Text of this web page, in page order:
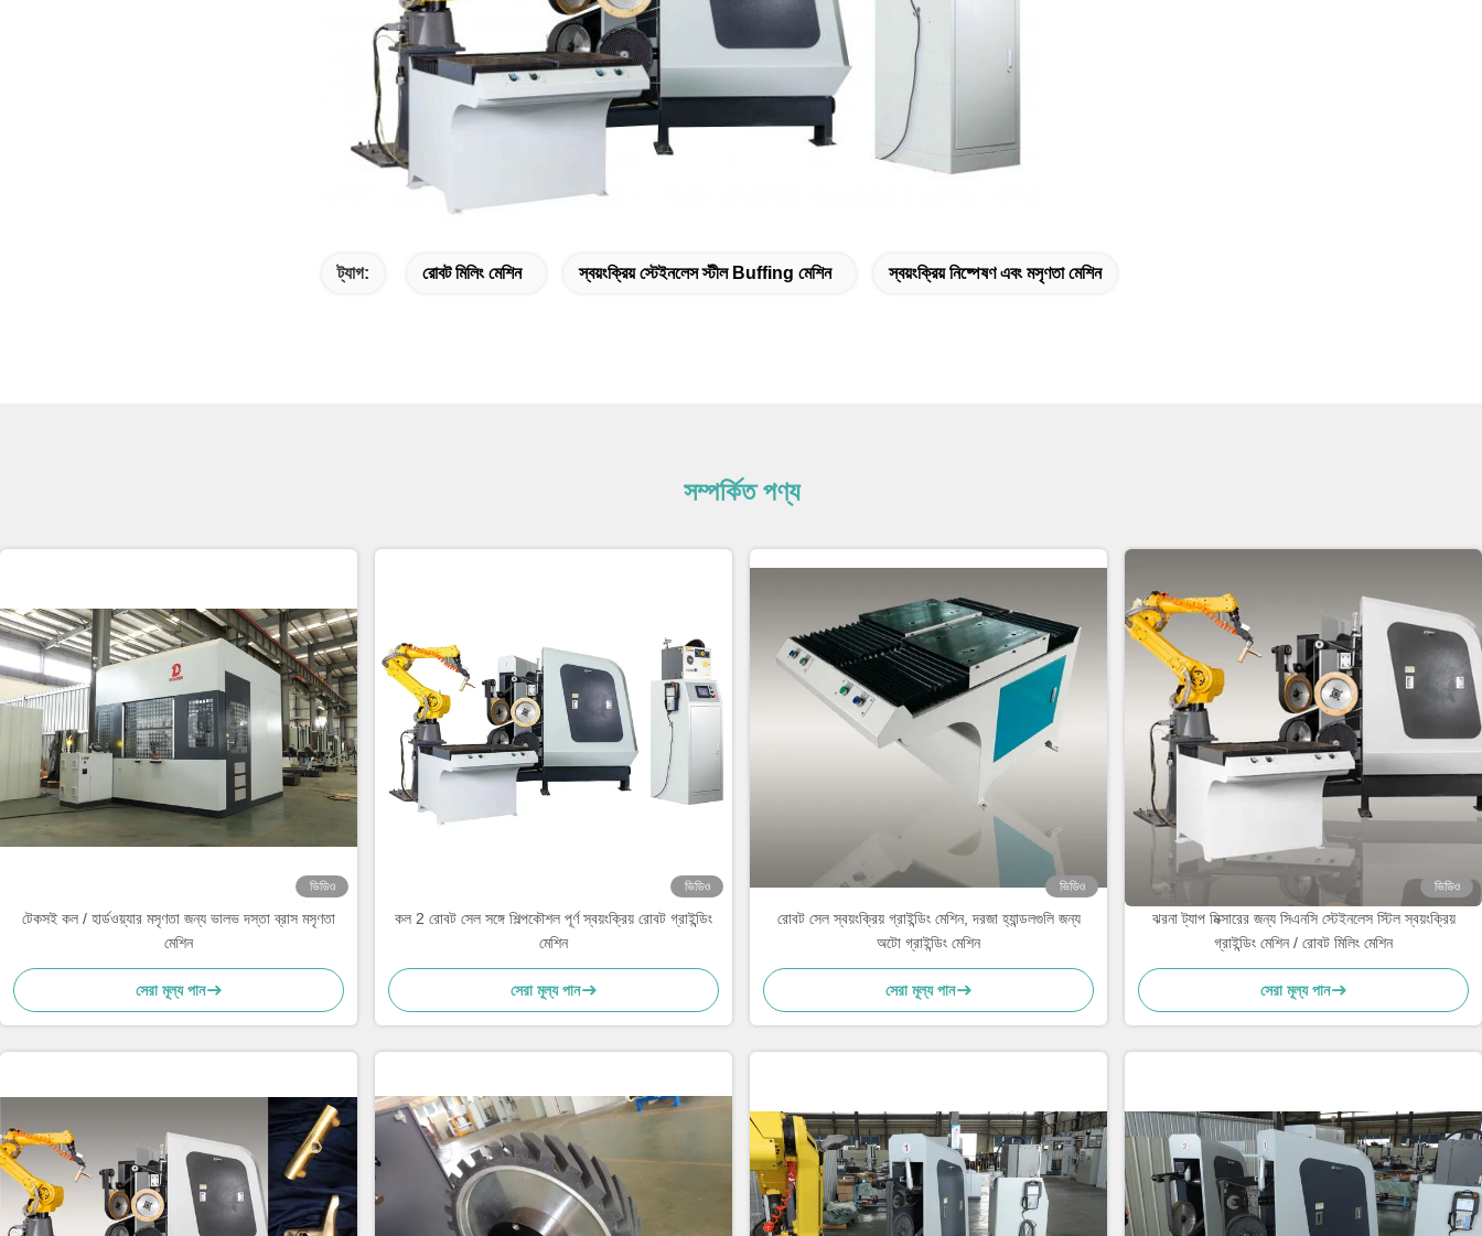
ট্যাগ: রোবট মিলিং মেশিন স্বয়ংক্রিয় স্টেইনলেস স্টীল Buffing মেশিন স্বয়ংক্রিয় নিষ্পেষণ এবং মসৃণতা মেশিন
সম্পর্কিত পণ্য
ভিডিও
টেকসই কল / হার্ডওয়্যার মসৃণতা জন্য ভালভ দস্তা ব্রাস মসৃণতা
মেশিন
সেরা মূল্য পান
ভিডিও
কল 2 রোবট সেল সঙ্গে শিল্পকৌশল পূর্ণ স্বয়ংক্রিয় রোবট গ্রাইন্ডিং
মেশিন
সেরা মূল্য পান
ভিডিও
রোবট সেল স্বয়ংক্রিয় গ্রাইন্ডিং মেশিন, দরজা হ্যান্ডলগুলি জন্য
অটো গ্রাইন্ডিং মেশিন
সেরা মূল্য পান
ভিডিও
ঝরনা ট্যাপ মিক্সারের জন্য সিএনসি স্টেইনলেস স্টিল স্বয়ংক্রিয়
গ্রাইন্ডিং মেশিন / রোবট মিলিং মেশিন
সেরা মূল্য পান